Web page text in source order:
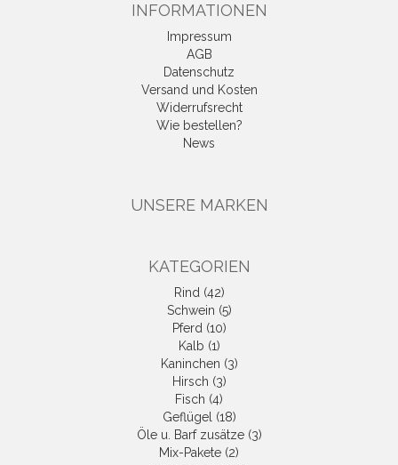
INFORMATIONEN
Impressum
AGB
Datenschutz
Versand und Kosten
Widerrufsrecht
Wie bestellen?
News
UNSERE MARKEN
KATEGORIEN
Rind (42)
Schwein (5)
Pferd (10)
Kalb (1)
Kaninchen (3)
Hirsch (3)
Fisch (4)
Geflügel (18)
Öle u. Barf zusätze (3)
Mix-Pakete (2)